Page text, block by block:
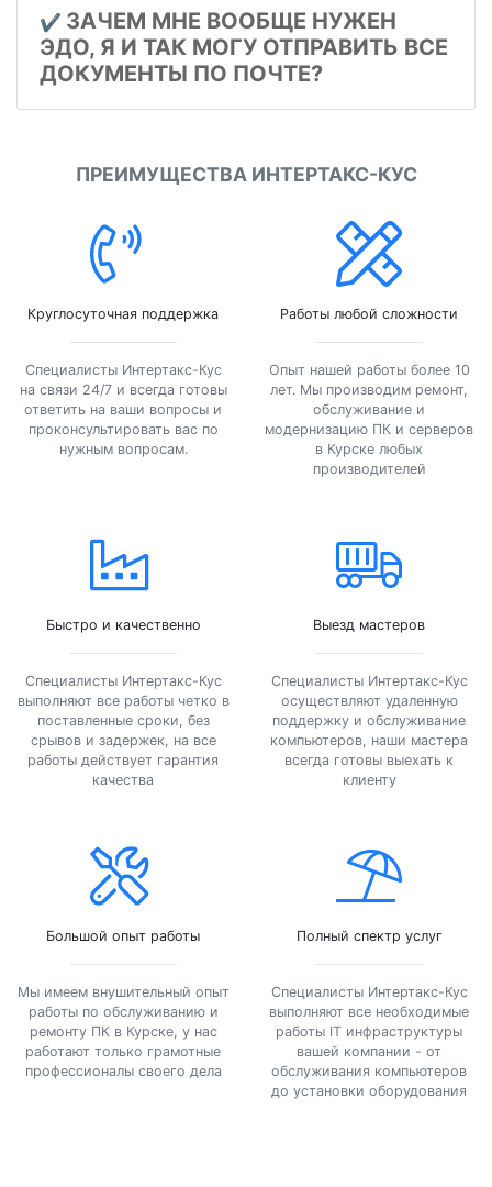
✔️ ЗАЧЕМ МНЕ ВООБЩЕ НУЖЕН
ЭДО, Я И ТАК МОГУ ОТПРАВИТЬ ВСЕ
ДОКУМЕНТЫ ПО ПОЧТЕ?
ПРЕИМУЩЕСТВА ИНТЕРТАКС-КУС
Круглосуточная поддержка
Специалисты Интертакс-Кус
на связи 24/7 и всегда готовы
ответить на ваши вопросы и
проконсультировать вас по
нужным вопросам.
Работы любой сложности
Опыт нашей работы более 10
лет. Мы производим ремонт,
обслуживание и
модернизацию ПК и серверов
в Курске любых
производителей
Быстро и качественно
Специалисты Интертакс-Кус
выполняют все работы четко в
поставленные сроки, без
срывов и задержек, на все
работы действует гарантия
качества
Выезд мастеров
Специалисты Интертакс-Кус
осуществляют удаленную
поддержку и обслуживание
компьютеров, наши мастера
всегда готовы выехать к
клиенту
Большой опыт работы
Мы имеем внушительный опыт
работы по обслуживанию и
ремонту ПК в Курске, у нас
работают только грамотные
профессионалы своего дела
Полный спектр услуг
Специалисты Интертакс-Кус
выполняют все необходимые
работы IT инфраструктуры
вашей компании - от
обслуживания компьютеров
до установки оборудования